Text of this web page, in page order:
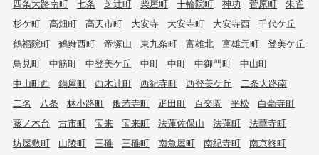
四条大路南町
七条 芝辻町 柴屋町 十輪院町 神功 菅原町
朱雀
杉ケ町
高畑町 高天市町 大安寺 大安寺町 大安寺西
千代ケ丘
鶴福院町
鶴舞西町 帝塚山 東九条町 富雄北 富雄元町
登美ケ丘
鳥見町
中筋町 中登美ケ丘 中町 中町 中御門町
中山町
中山町西
鍋屋町 西木辻町 西紀寺町 西登美ケ丘
二条大路南
二名
八条 林小路町 般若寺町 疋田町 百楽園 平松
白毫寺町
藤ノ木台
古市町 宝来 宝来町 法蓮佐保山 法蓮町
法華寺町
坊屋敷町
山陵町 三碓 三碓町 南魚屋町 南紀寺町
南京終町